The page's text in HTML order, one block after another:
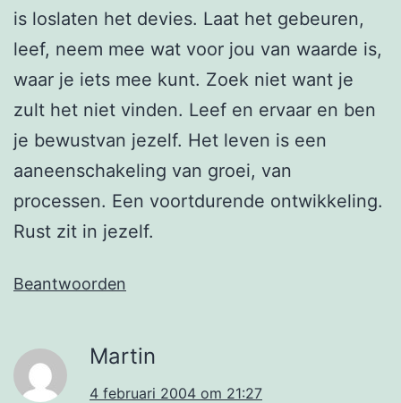
is loslaten het devies. Laat het gebeuren,
leef, neem mee wat voor jou van waarde is,
waar je iets mee kunt. Zoek niet want je
zult het niet vinden. Leef en ervaar en ben
je bewustvan jezelf. Het leven is een
aaneenschakeling van groei, van
processen. Een voortdurende ontwikkeling.
Rust zit in jezelf.
Beantwoorden
Martin
4 februari 2004 om 21:27